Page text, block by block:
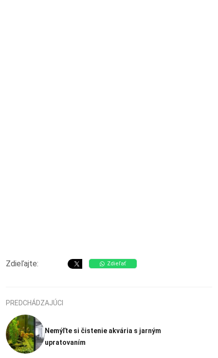
Zdieľajte: Zdieľať
PREDCHÁDZAJÚCI
Nemýľte si čistenie akvária s jarným
upratovaním